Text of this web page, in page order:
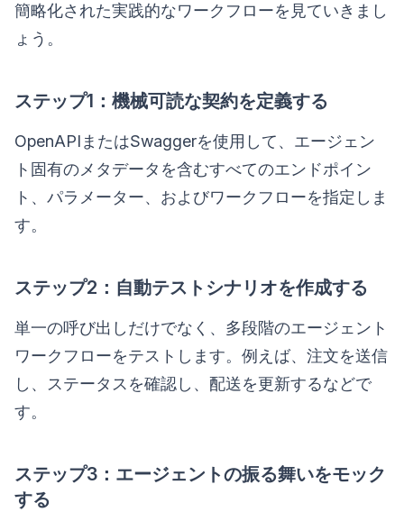
簡略化された実践的なワークフローを見ていきまし
ょう。
ステップ1：機械可読な契約を定義する
OpenAPIまたはSwaggerを使用して、エージェン
ト固有のメタデータを含むすべてのエンドポイン
ト、パラメーター、およびワークフローを指定しま
す。
ステップ2：自動テストシナリオを作成する
単一の呼び出しだけでなく、多段階のエージェント
ワークフローをテストします。例えば、注文を送信
し、ステータスを確認し、配送を更新するなどで
す。
ステップ3：エージェントの振る舞いをモック
する